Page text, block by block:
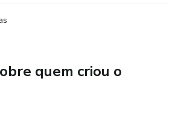
o Código Nacional de Normas (CNJ),
em todo o país.
quem criou o